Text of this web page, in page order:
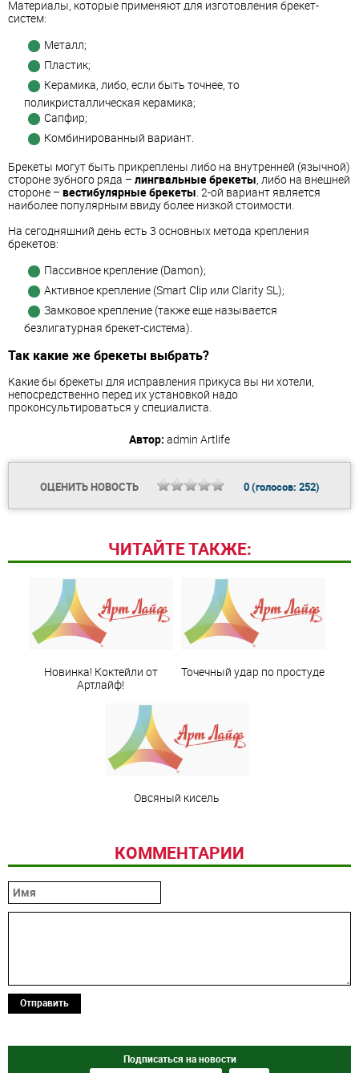
Материалы, которые применяют для изготовления брекет-
систем:
Металл;
Пластик;
Керамика, либо, если быть точнее, то
поликристаллическая керамика;
Сапфир;
Комбинированный вариант.
Брекеты могут быть прикреплены либо на внутренней (язычной)
стороне зубного ряда – лингвальные брекеты, либо на внешней
стороне – вестибулярные брекеты. 2-ой вариант является
наиболее популярным ввиду более низкой стоимости.
На сегодняшний день есть 3 основных метода крепления
брекетов:
Пассивное крепление (Damon);
Активное крепление (Smart Clip или Clarity SL);
Замковое крепление (также еще называется
безлигатурная брекет-система).
Так какие же брекеты выбрать?
Какие бы брекеты для исправления прикуса вы ни хотели,
непосредственно перед их установкой надо
проконсультироваться у специалиста.
Автор: admin Artlife
ОЦЕНИТЬ НОВОСТЬ 0(голосов: 252)
ЧИТАЙТЕ ТАКЖЕ:
Новинка! Коктейли от
Артлайф!
Точечный удар по простуде
Овсяный кисель
КОММЕНТАРИИ
Отправить
Подписаться на новости